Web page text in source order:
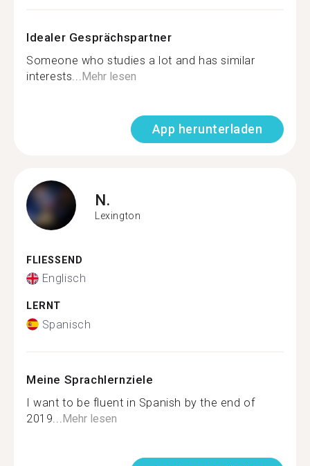
Idealer Gesprächspartner
Someone who studies a lot and has similar
interests... Mehr lesen
App herunterladen
N.
Lexington
FLIESSEND
Englisch
LERNT
Spanisch
Meine Sprachlernziele
I want to be fluent in Spanish by the end of
2019... Mehr lesen